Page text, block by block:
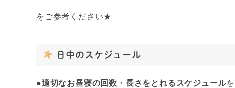
をご参考ください★
日中のスケジュール
●適切なお昼寝の回数・長さをとれるスケジュールを